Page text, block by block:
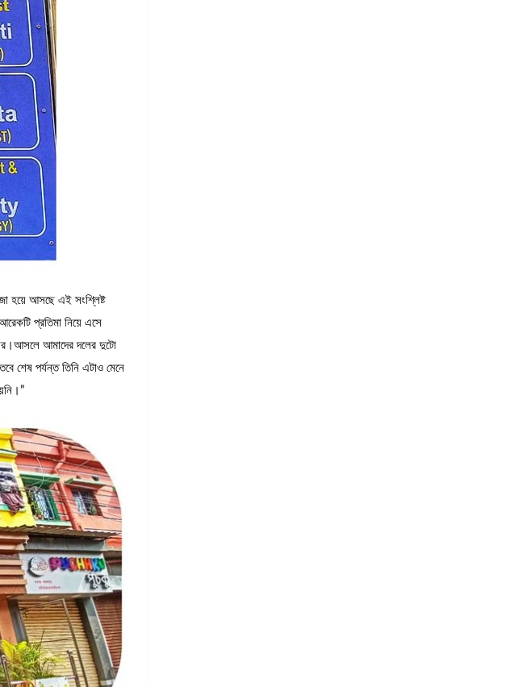
হয়ে আসছে এই সংশ্লিষ্ট
প্রতিমা নিয়ে এসে
আমাদের দলের দুটো
শেষ পর্যন্ত তিনি এটাও মেনে